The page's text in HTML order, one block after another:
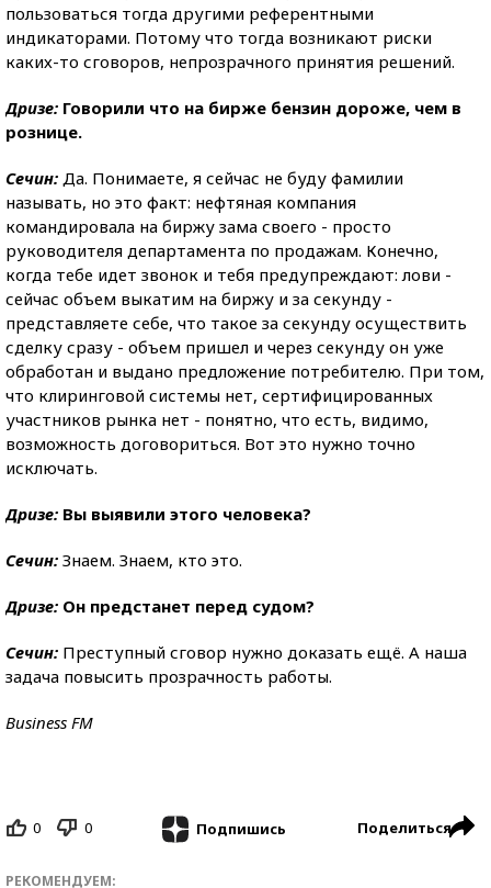
пользоваться тогда другими референтными
индикаторами. Потому что тогда возникают риски
каких-то сговоров, непрозрачного принятия решений.
Дризе: Говорили что на бирже бензин дороже, чем в
рознице.
Сечин: Да. Понимаете, я сейчас не буду фамилии
называть, но это факт: нефтяная компания
командировала на биржу зама своего - просто
руководителя департамента по продажам. Конечно,
когда тебе идет звонок и тебя предупреждают: лови -
сейчас объем выкатим на биржу и за секунду -
представляете себе, что такое за секунду осуществить
сделку сразу - объем пришел и через секунду он уже
обработан и выдано предложение потребителю. При том,
что клиринговой системы нет, сертифицированных
участников рынка нет - понятно, что есть, видимо,
возможность договориться. Вот это нужно точно
исключать.
Дризе: Вы выявили этого человека?
Сечин: Знаем. Знаем, кто это.
Дризе: Он предстанет перед судом?
Сечин: Преступный сговор нужно доказать ещё. А наша
задача повысить прозрачность работы.
Business FM
0 0 Подпишись Поделиться
РЕКОМЕНДУЕМ: